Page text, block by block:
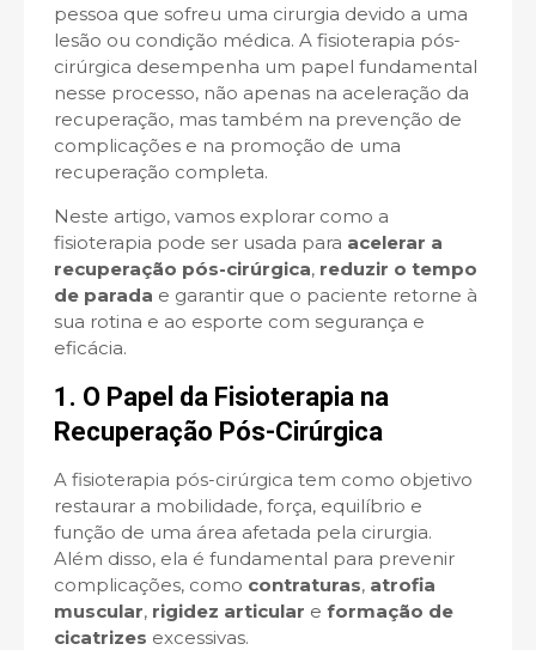
pessoa que sofreu uma cirurgia devido a uma
lesão ou condição médica. A fisioterapia pós-
cirúrgica desempenha um papel fundamental
nesse processo, não apenas na aceleração da
recuperação, mas também na prevenção de
complicações e na promoção de uma
recuperação completa.
Neste artigo, vamos explorar como a
fisioterapia pode ser usada para acelerar a
recuperação pós-cirúrgica, reduzir o tempo
de parada e garantir que o paciente retorne à
sua rotina e ao esporte com segurança e
eficácia.
1. O Papel da Fisioterapia na
Recuperação Pós-Cirúrgica
A fisioterapia pós-cirúrgica tem como objetivo
restaurar a mobilidade, força, equilíbrio e
função de uma área afetada pela cirurgia.
Além disso, ela é fundamental para prevenir
complicações, como contraturas, atrofia
muscular, rigidez articular e formação de
cicatrizes excessivas.